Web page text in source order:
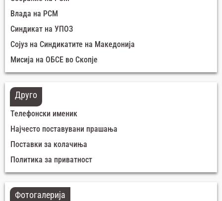
Влада на РСМ
Синдикат на УПОЗ
Сојуз на Синдикатите на Македонија
Мисија на ОБСЕ во Скопје
Друго
Телефонски именик
Најчесто поставувани прашања
Поставки за колачиња
Политика за приватност
Фотогалерија